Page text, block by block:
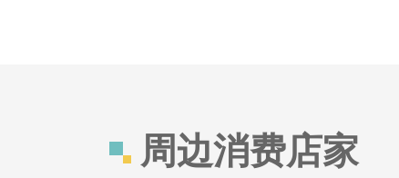
周边消费店家